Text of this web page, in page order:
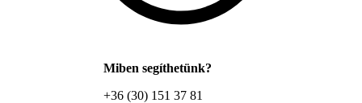
Miben segíthetünk?
+36 (30) 151 37 81